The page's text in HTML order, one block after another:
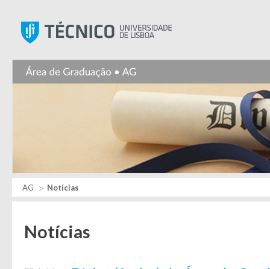
AG Notícias
Notícias